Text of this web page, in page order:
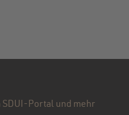
SDUI-Portal und mehr